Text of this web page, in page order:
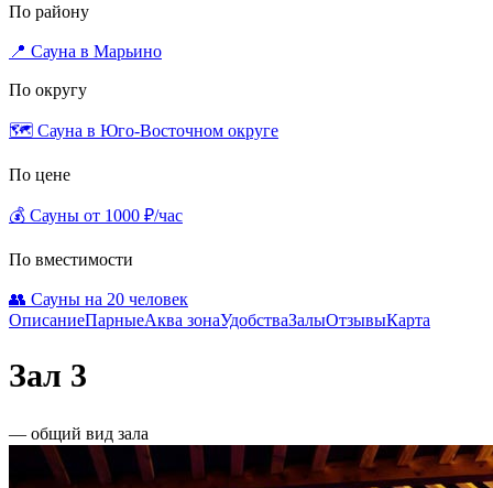
По району
📍 Сауна в Марьино
По округу
🗺️ Сауна в Юго-Восточном округе
По цене
💰 Сауны от 1000 ₽/час
По вместимости
👥 Сауны на 20 человек
ОписаниеПарныеАква зонаУдобстваЗалыОтзывыКарта
Зал 3
— общий вид зала